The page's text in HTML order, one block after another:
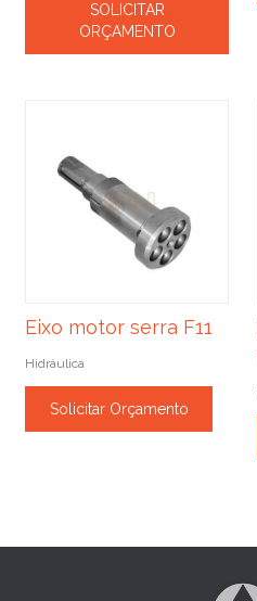
SOLICITAR
ORÇAMENTO
Eixo motor serra F11
Hidráulica
Solicitar Orçamento